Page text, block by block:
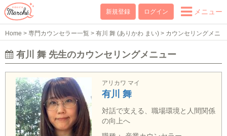
新規登録 ログイン メニュー
Home > 専門カウンセラー一覧 > 有川 舞 (ありかわ まい) > カウンセリングメニ
ュー有川 舞 先生のカウンセリングメニュー
アリカワ マイ
有川 舞
対話で支える、職場環境と人間関係
の向上へ